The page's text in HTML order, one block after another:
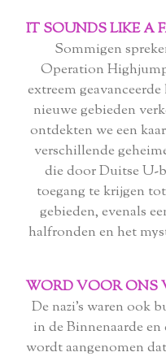
IT SOUNDS LIKE A
Sommigen
Operation
extreem
nieuwe gebieden
ontdekten we een
verschillende
die door Duitse U-
toegang te krijgen
gebieden, evenals
halfronden en het
WORD VOOR ONS
De nazi's waren ook
in de Binnenaarde
wordt aangenomen